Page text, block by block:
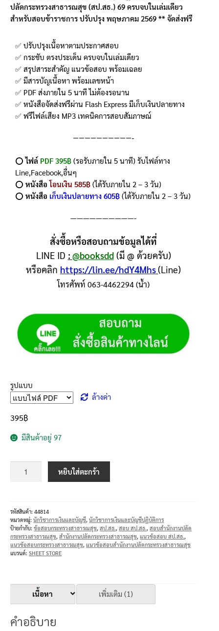
ลูกค้า
ปลัดกระทรวงสาธารณสุข (สป.สธ.) 69ครบจบในเล่มเดียว
สำหรับสอบข้าราชการ ปรับปรุง พฤษภาคม 2569 ** จัดส่งฟรี
✅ ปรับปรุงเนื้อหาตามประกาศสอบ
✅ กระชับ ตรงประเด็น ครบจบในเล่มเดียว
✅ สรุปสาระสำคัญ แนวข้อสอบ พร้อมเฉลย
✅ มีสารบัญเนื้อหา พร้อมเลขหน้า
✅ PDF ส่งภายใน 5 นาที ไม่ต้องรอนาน
✅ หนังสือจัดส่งฟรีผ่าน Flash Express มีเก็บเงินปลายทาง
✅ ฟรีไฟล์เสียง MP3 เทคนิคการสอบสัมภาษณ์
——————————-
⭕️ไฟล์ PDF 395฿ (รอรับภายใน 5 นาที) รับไฟล์ทาง
Line,Facebook,อื่นๆ
⭕️หนังสือโอนเงิน 585฿ (ได้รับภายใน 2 – 3 วัน)
⭕️หนังสือ เก็บเงินปลายทาง 605฿ (ได้รับภายใน 2 – 3 วัน)
——————————-
สั่งซื้อหรือสอบถามข้อมูลได้ที่
LINE ID : @booksdd(มี @ ด้วยครับ)
หรือคลิก https://lin.ee/hdY4Mhs(Line)
โทรศัพท์ 063-4462294 (น้ำ)
รูปแบบ
ล้างค่า
395฿
มีสินค้าอยู่ 97
หยิบใส่ตะกร้า
รหัสสินค้า:44814
หมวดหมู่:นักวิชาการเงินและบัญชี,นักวิชาการเงินและบัญชีปฏิบัติการ
ป้ายกำกับ:ข้อสอบกระทรวงสาธารณสุข,สป.สธ.,สอบ สป.สธ.,สอบสำนักงานปลัด
กระทรวงสาธารณสุข,สำนักงานปลัดกระทรวงสาธารณสุข,แนวข้อสอบ สป.สธ.,
แนวข้อสอบกระทรวงสาธารณสุข,แนวข้อสอบสำนักงานปลัดกระทรวงสาธารณสุข
แบรนด์:SHEET STORE
เนื้อหา เพิ่มเติม (1)
คำอธิบาย